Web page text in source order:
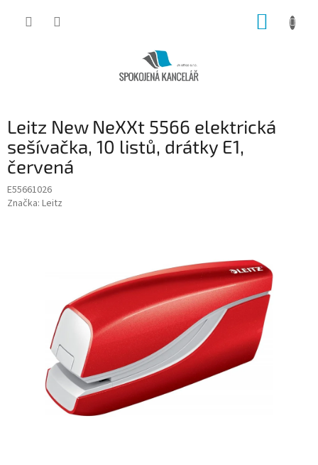
Leitz New NeXXt 5566 elektrická
sešívačka, 10 listů, drátky E1,
červená
E55661026
Značka: Leitz